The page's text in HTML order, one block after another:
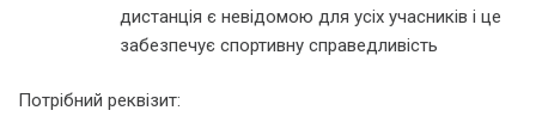
дистанція є невідомою для усіх учасників і це
забезпечує спортивну справедливість
Потрібний реквізит: